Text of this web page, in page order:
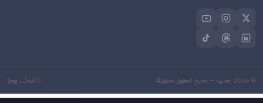
©
2026 جمهرة — جميع الحقوق محفوظة مُحدَّث يوميًا